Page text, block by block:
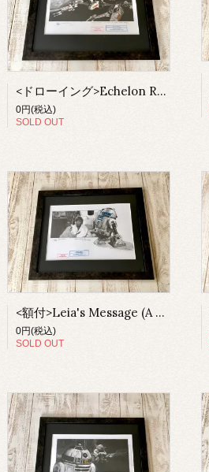
<ドローイング>Echelon Right (En route to attack the Death Star)（額付）
0円(税込)
SOLD OUT
<額付>Leia's Message (A New Hope)
0円(税込)
SOLD OUT